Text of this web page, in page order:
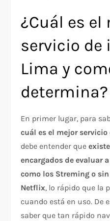
¿Cuál es el
servicio de
Lima y
determina?
En primer lugar, para
cuál es el mejor
debe entender que
encargados de evaluar
como los Streming o
Netflix, lo rápido que la
cuando está en uso. De
saber que tan rápido